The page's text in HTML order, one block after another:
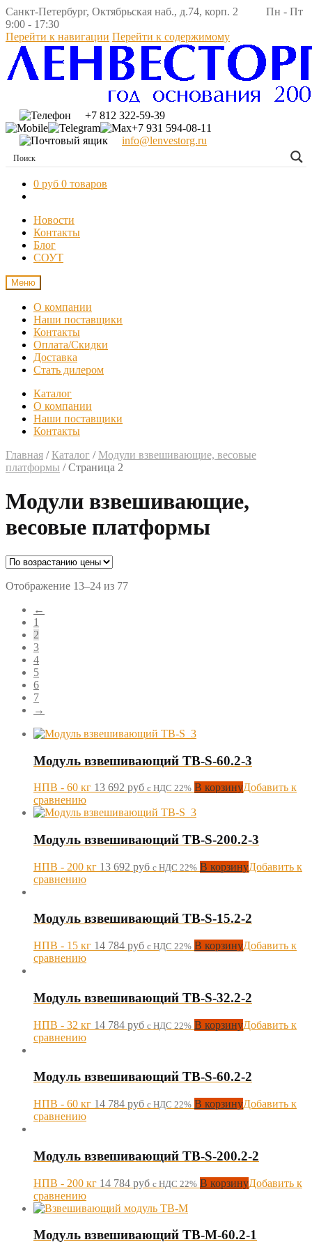
Санкт-Петербург, Октябрьская наб., д.74, корп. 2 Пн - Пт
9:00 - 17:30
Перейти к навигации Перейти к содержимому
+7 812 322-59-39
+7 931 594-08-11
info@lenvestorg.ru
0 руб 0 товаров
Новости
Контакты
Блог
СОУТ
Меню
О компании
Наши поставщики
Контакты
Оплата/Скидки
Доставка
Стать дилером
Каталог
О компании
Наши поставщики
Контакты
Главная / Каталог / Модули взвешивающие, весовые
платформы /Страница 2
Модули взвешивающие,
весовые платформы
Отображение 13–24 из 77
←
1
2
3
4
5
6
7
→
Модуль взвешивающий TB-S-60.2-3
НПВ - 60 кг 13 692 руб с НДС 22% В корзинуДобавить к
сравнению
Модуль взвешивающий TB-S-200.2-3
НПВ - 200 кг 13 692 руб с НДС 22% В корзинуДобавить к
сравнению
Модуль взвешивающий TB-S-15.2-2
НПВ - 15 кг 14 784 руб с НДС 22% В корзинуДобавить к
сравнению
Модуль взвешивающий TB-S-32.2-2
НПВ - 32 кг 14 784 руб с НДС 22% В корзинуДобавить к
сравнению
Модуль взвешивающий TB-S-60.2-2
НПВ - 60 кг 14 784 руб с НДС 22% В корзинуДобавить к
сравнению
Модуль взвешивающий TB-S-200.2-2
НПВ - 200 кг 14 784 руб с НДС 22% В корзинуДобавить к
сравнению
Модуль взвешивающий ТВ-M-60.2-1